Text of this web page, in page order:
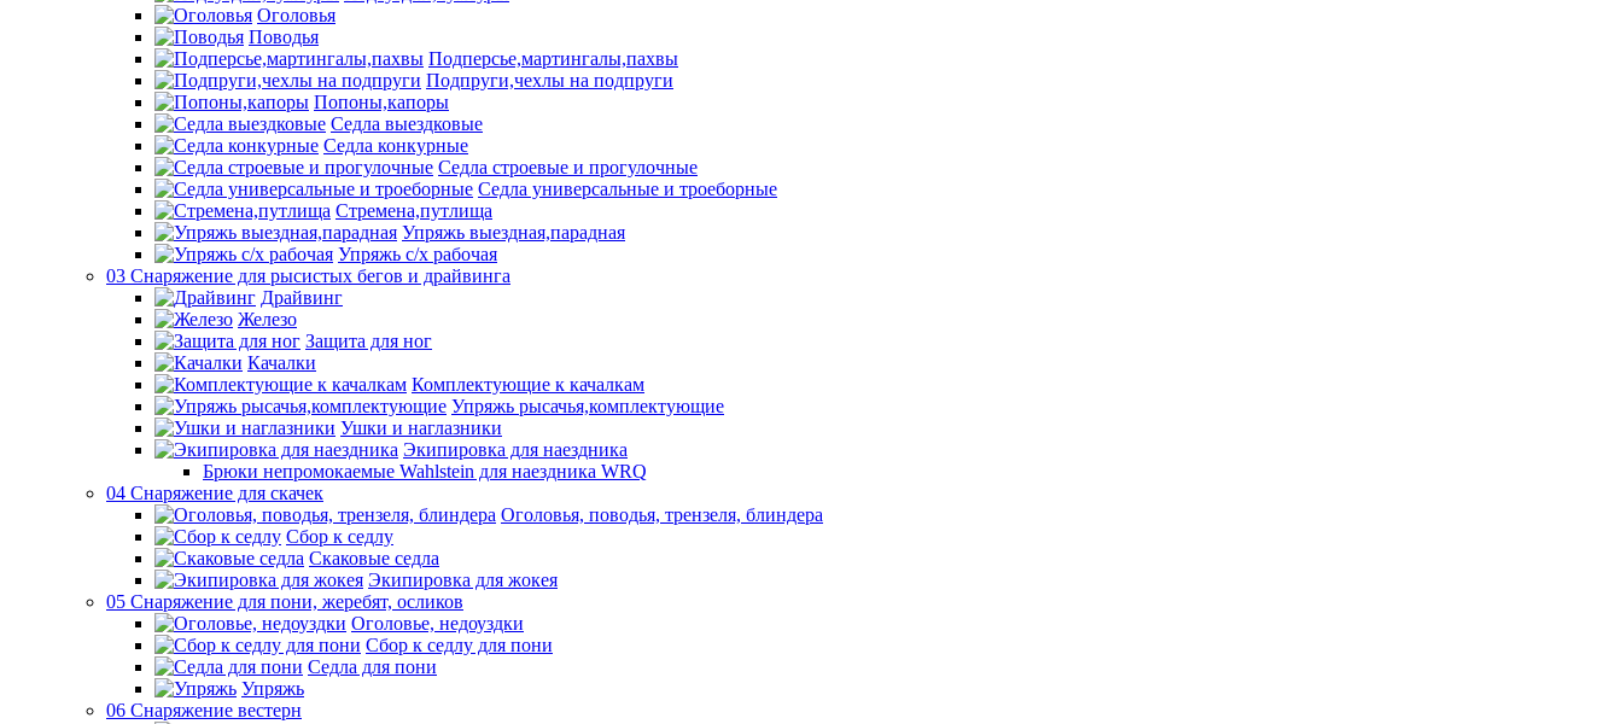
Оголовья
Поводья
Подперсье,мартингалы,пахвы
Подпруги,чехлы на подпруги
Попоны,капоры
Седла выездковые
Седла конкурные
Седла строевые и прогулочные
Седла универсальные и троеборные
Стремена,путлища
Упряжь выездная,парадная
Упряжь с/х рабочая
03 Снаряжение для рысистых бегов и драйвинга
Драйвинг
Железо
Защита для ног
Качалки
Комплектующие к качалкам
Упряжь рысачья,комплектующие
Ушки и наглазники
Экипировка для наездника
Брюки непромокаемые Wahlstein для наездника WRQ
04 Снаряжение для скачек
Оголовья, поводья, трензеля, блиндера
Сбор к седлу
Скаковые седла
Экипировка для жокея
05 Снаряжение для пони, жеребят, осликов
Оголовье, недоуздки
Сбор к седлу для пони
Седла для пони
Упряжь
06 Снаряжение вестерн